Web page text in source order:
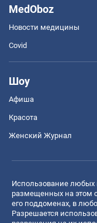
MedOboz
Новости медицины
Covid
Шоу
Афиша
Красота
Женский Журнал
Использование любых
размещенных на этом
его поддоменах, в
Разрешается